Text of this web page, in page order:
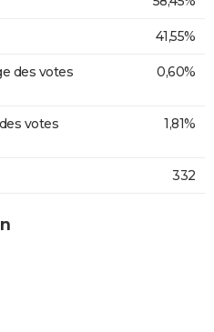
41,55%
des votes
0,60%
votes
1,81%
332